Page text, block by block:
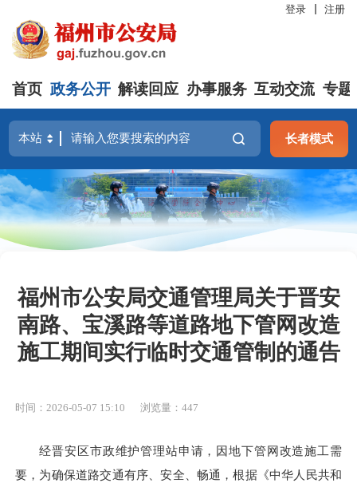
登录 注册
首页 政务公开 解读回应 办事服务 互动交流 专题
长者模式
福州市公安局交通管理局关于晋安
南路、宝溪路等道路地下管网改造
施工期间实行临时交通管制的通告
时间：2026-05-07 15:10 浏览量：447
经晋安区市政维护管理站申请，因地下管网改造施工需
要，为确保道路交通有序、安全、畅通，根据《中华人民共和